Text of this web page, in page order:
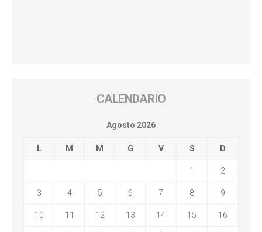
CALENDARIO
Agosto 2026
L M M G V S D
1 2
3 4 5 6 7 8 9
10 11 12 13 14 15 16